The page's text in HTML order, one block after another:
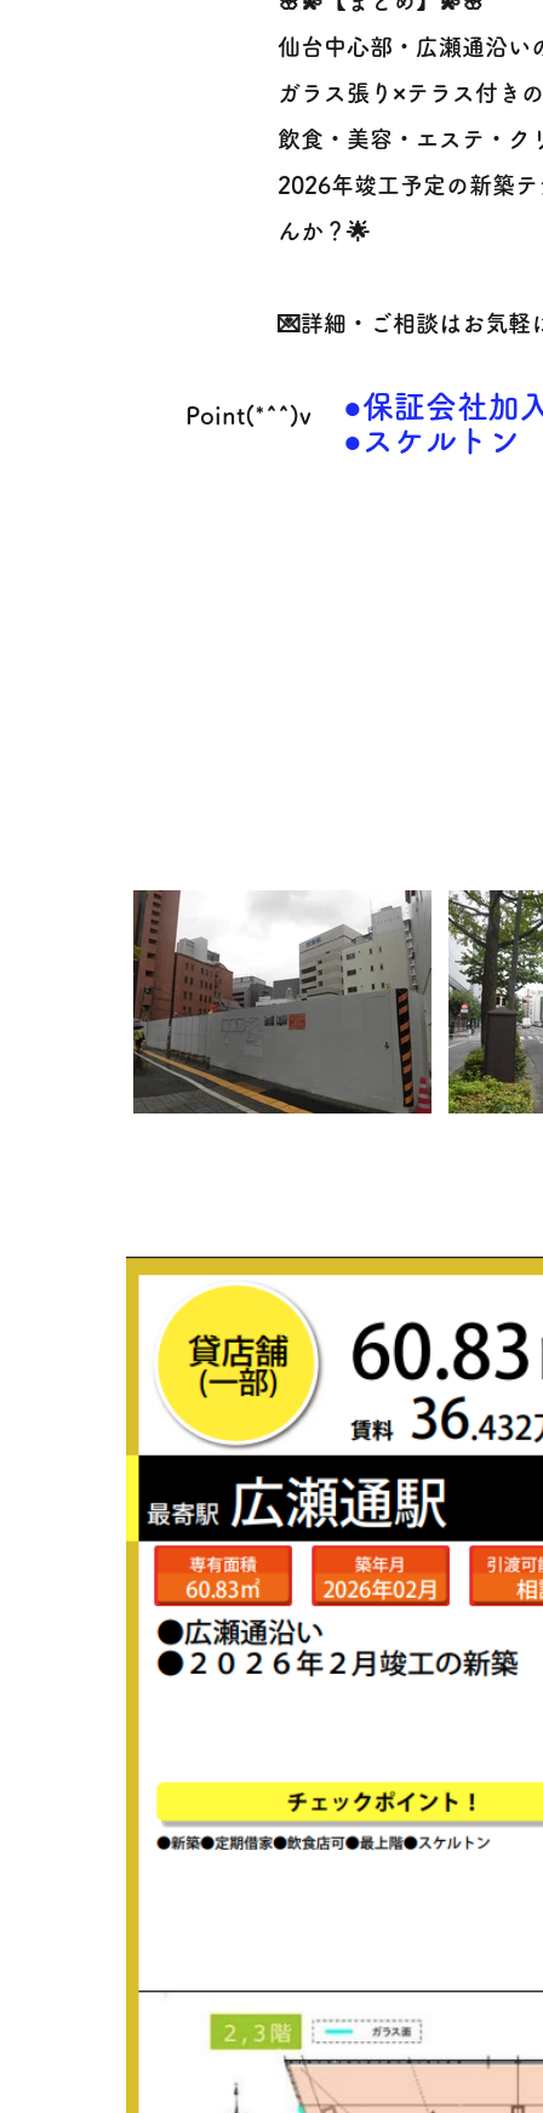
仙台中心部・広瀬通沿い
ガラス張り×テラス付き
飲食・美容・エステ・ク
2026年竣工予定の新築
んか？🌟
💌詳細・ご相談はお気軽
Point(*^^)v
●保証会社加
●スケルトン